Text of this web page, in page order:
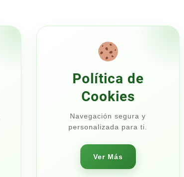
$47.50
Política de
Cookies
Navegación segura y
personalizada para ti.
Ver Más